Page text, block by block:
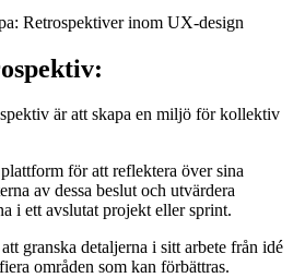
Retrospektiver inom UX-design
är att skapa en miljö för kollektiv
för att reflektera över sina
av dessa beslut och utvärdera
i ett avslutat projekt eller sprint.
granska detaljerna i sitt arbete från idé
områden som kan förbättras.